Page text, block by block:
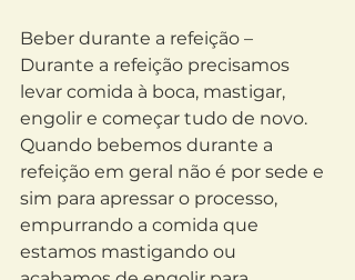
Beber durante a refeição –
Durante a refeição precisamos
levar comida à boca, mastigar,
engolir e começar tudo de novo.
Quando bebemos durante a
refeição em geral não é por sede e
sim para apressar o processo,
empurrando a comida que
estamos mastigando ou